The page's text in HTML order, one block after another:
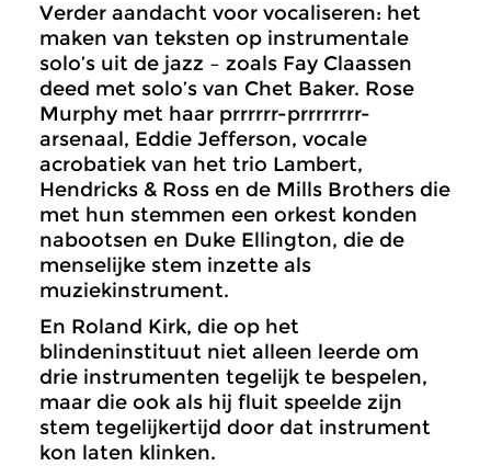
Verder aandacht voor vocaliseren: het
maken van teksten op instrumentale
solo’s uit de jazz – zoals Fay Claassen
deed met solo’s van Chet Baker. Rose
Murphy met haar prrrrrr-prrrrrrrr-
arsenaal, Eddie Jefferson, vocale
acrobatiek van het trio Lambert,
Hendricks & Ross en de Mills Brothers die
met hun stemmen een orkest konden
nabootsen en Duke Ellington, die de
menselijke stem inzette als
muziekinstrument.
En Roland Kirk, die op het
blindeninstituut niet alleen leerde om
drie instrumenten tegelijk te bespelen,
maar die ook als hij fluit speelde zijn
stem tegelijkertijd door dat instrument
kon laten klinken.